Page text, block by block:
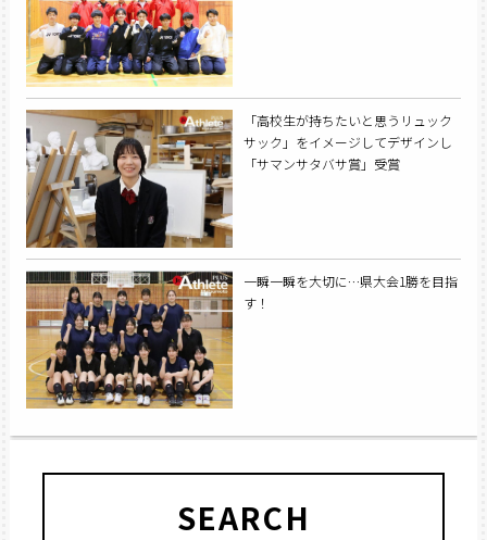
「高校生が持ちたいと思うリュック
サック」をイメージしてデザインし
「サマンサタバサ賞」受賞
一瞬一瞬を大切に…県大会1勝を目指
す！
SEARCH